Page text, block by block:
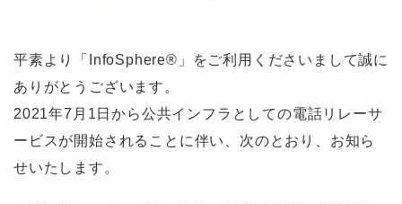
平素より「InfoSphere®」をご利用くださいまして誠に
ありがとうございます。
2021年7月1日から公共インフラとしての電話リレーサ
ービスが開始されることに伴い、次のとおり、お知ら
せいたします。